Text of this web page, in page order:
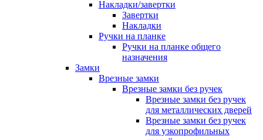
Накладки/завертки
Завертки
Накладки
Ручки на планке
Ручки на планке общего
назначения
Замки
Врезные замки
Врезные замки без ручек
Врезные замки без ручек
для металлических дверей
Врезные замки без ручек
для узкопрофильных